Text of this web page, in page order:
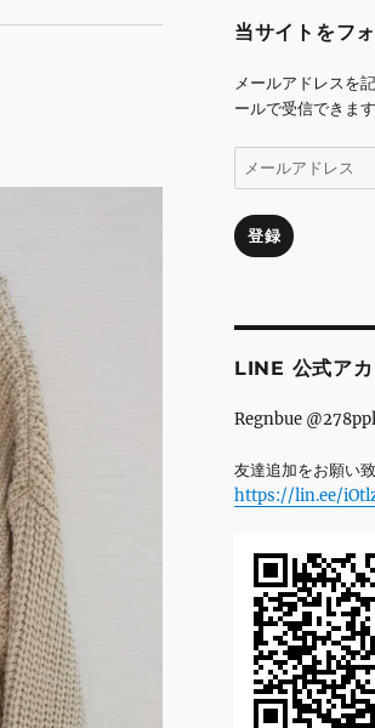
当サイトをフ
メールアドレスを
ールで受信できます
ー
ア
ド
登録
LINE 公式アカ
Regnbue
友達追加をお願い
https://lin.ee/